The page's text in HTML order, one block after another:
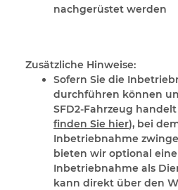
nachgerüstet werden
Zusätzliche Hinweise:
Sofern Sie die
durchführen können
SFD2-Fahrzeug handelt
finden Sie hier), bei
Inbetriebnahme
bieten wir optional
Inbetriebnahme als
kann direkt über den